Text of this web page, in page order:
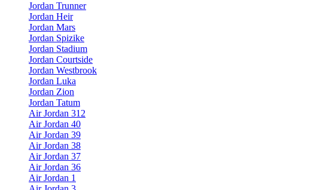
Jordan Trunner
Jordan Heir
Jordan Mars
Jordan Spizike
Jordan Stadium
Jordan Courtside
Jordan Westbrook
Jordan Luka
Jordan Zion
Jordan Tatum
Air Jordan 312
Air Jordan 40
Air Jordan 39
Air Jordan 38
Air Jordan 37
Air Jordan 36
Air Jordan 1